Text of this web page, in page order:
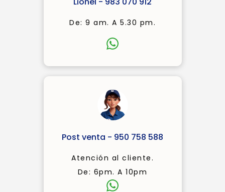
De: 9 am. A 5.30 pm.
Post venta - 950 758 588
Atención al cliente.
De: 6pm. A 10pm